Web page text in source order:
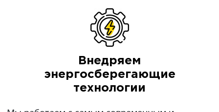
Внедряем
энергосберегающие
технологии